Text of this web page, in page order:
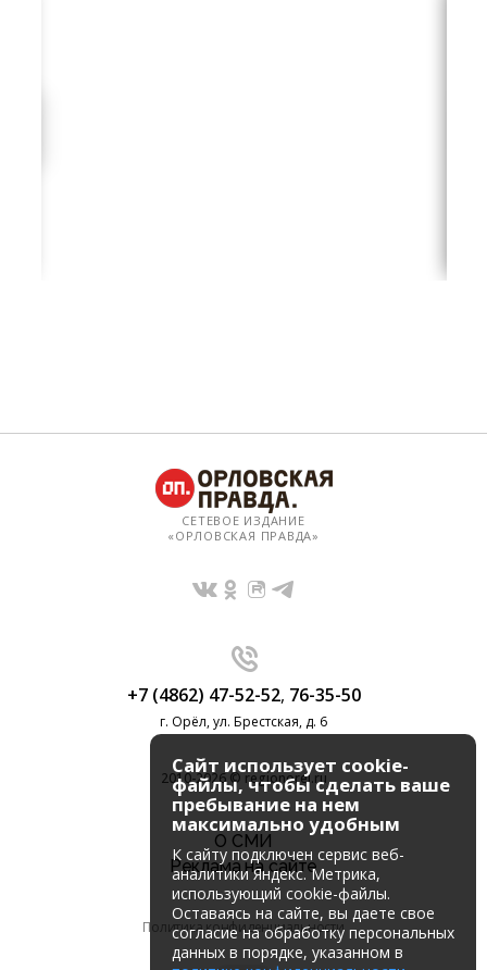
СЕТЕВОЕ ИЗДАНИЕ
«ОРЛОВСКАЯ ПРАВДА»
+7 (4862) 47-52-52, 76-35-50
г. Орёл, ул. Брестская, д. 6
2010-2026 © regionorel.ru
О СМИ
Реклама на сайте
Политика конфиденциальности
Сайт использует cookie-
файлы, чтобы сделать ваше
пребывание на нем
максимально удобным
К cайту подключен сервис веб-
аналитики Яндекс. Метрика,
использующий cookie-файлы.
Оставаясь на сайте, вы даете свое
согласие на обработку персональных
данных в порядке, указанном в